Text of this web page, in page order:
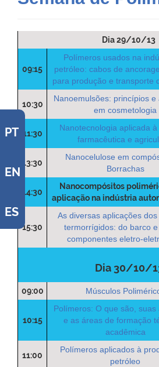
PT
EN
ES
Dia 29/10/13
09:15
Polímeros usados na
petróleo: cabos de
para produção e transporte
10:30
Nanoemulsões: princípios e
em cosmetologia
11:30
Nanotecnologia aplicada
farmacêutica e
13:30
Nanocelulose em
Borrachas
14:30
Nanocompósitos
aplicação na indústria
15:30
As diversas aplicações
termorrígidos: do barco
componentes eletro-
Dia 30/10/
09:00 Músculos
10:15
Polímeros: O que são, suas
e as áreas de formação
acadêmica
11:00
Polímeros aplicados à
petróleo